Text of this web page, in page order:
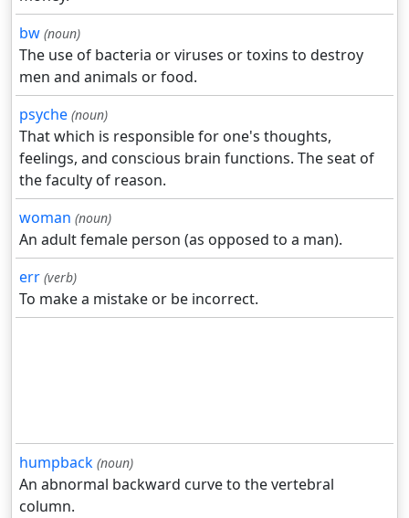
bw (noun)
The use of bacteria or viruses or toxins to destroy
men and animals or food.
psyche (noun)
That which is responsible for one's thoughts,
feelings, and conscious brain functions. The seat of
the faculty of reason.
woman (noun)
An adult female person (as opposed to a man).
err (verb)
To make a mistake or be incorrect.
humpback (noun)
An abnormal backward curve to the vertebral
column.